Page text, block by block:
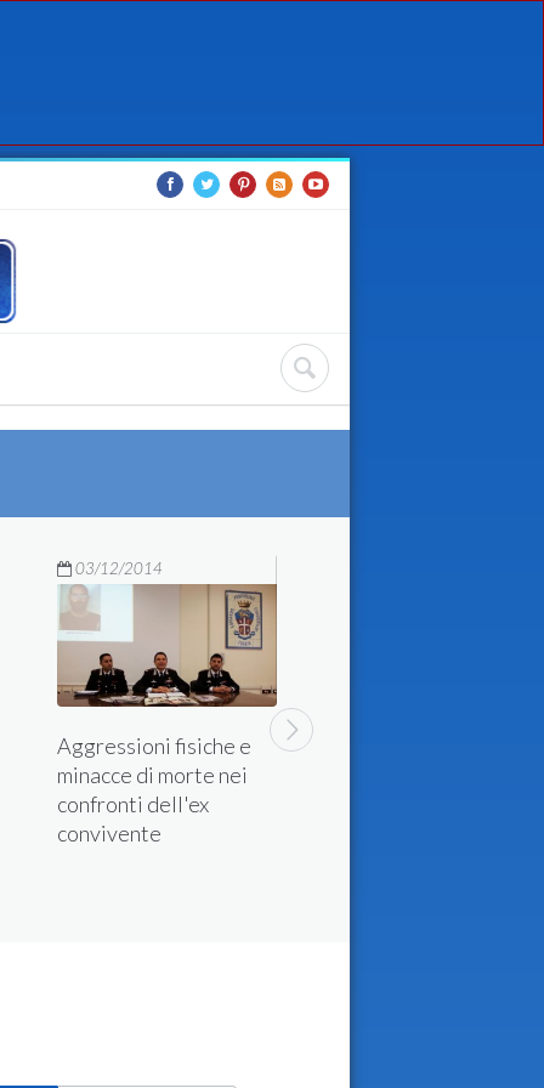
03/12/2014
Aggressioni fisiche e
minacce di morte nei
confronti dell'ex
convivente